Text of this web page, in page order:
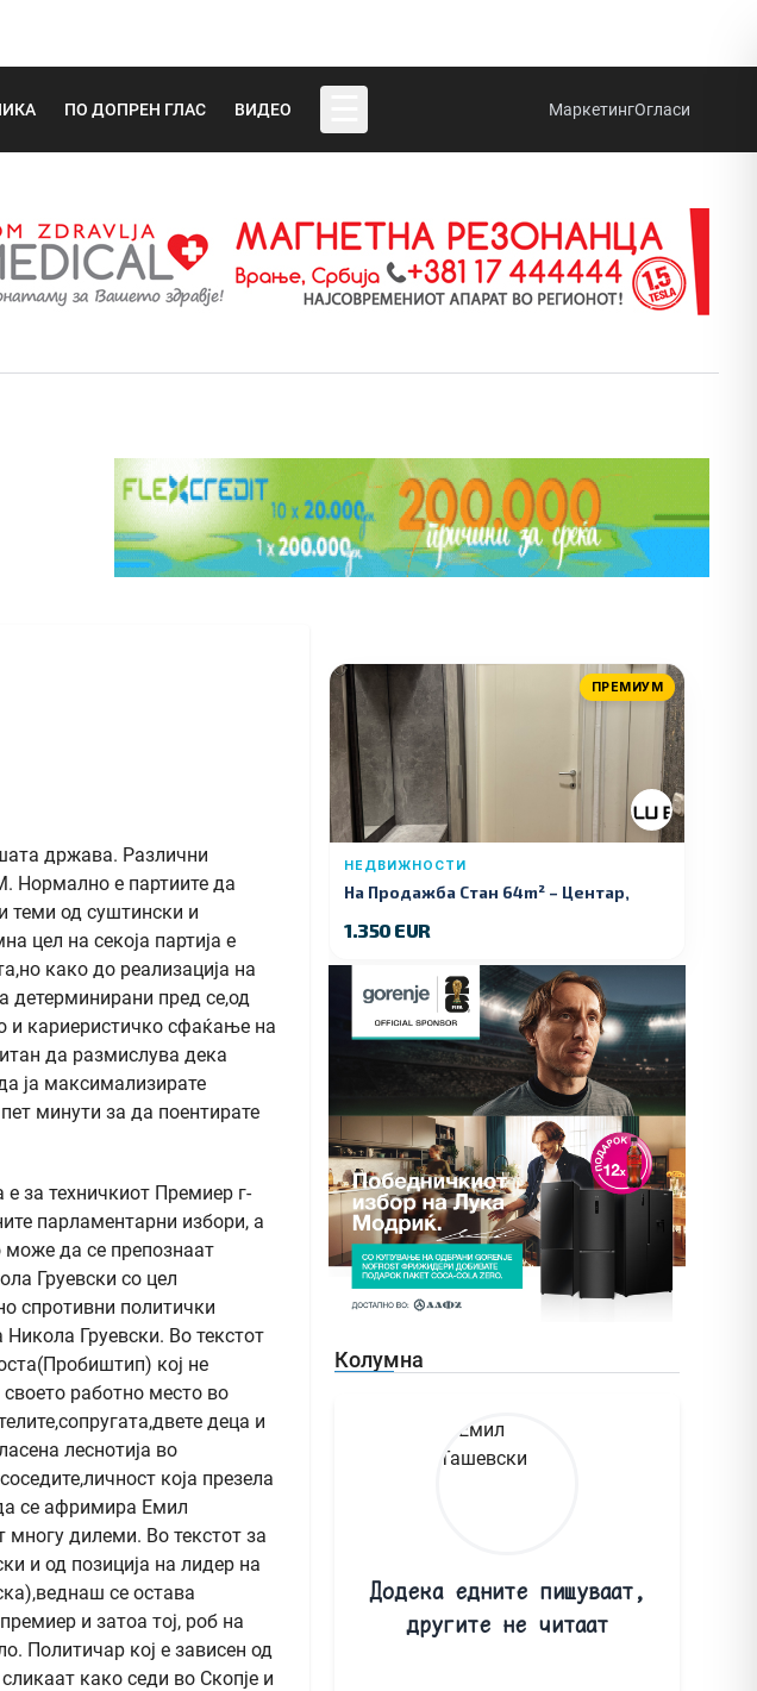
ПО ДОПРЕН ГЛАС ВИДЕО МаркетингОгласи
држава. Различни
е партиите да
теми од суштински и
цел на секоја партија е
како до реализација на
детерминирани пред се,од
и кариеристичко сфаќање на
да размислува дека
ја максимализирате
минути за да поентирате
за техничкиот Премиер г-
парламентарни избори, а
може да се препознаат
Груевски со цел
спротивни политички
Груевски. Во текстот
кој не
работно место во
деца и
леснотија во
која презела
се афримира Емил
многу дилеми. Во текстот за
и од позиција на лидер на
се остава
и затоа тој, роб на
Политичар кој е зависен од
како седи во Скопје и
ПРЕМИУМ
НЕДВИЖНОСТИ
На Продажба Стан 64m² – Центар,
1.350 EUR
Колумна
Додека едните пишуваат,
другите не читаат